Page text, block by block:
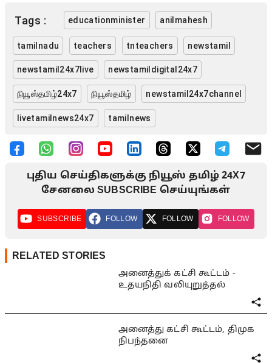
Tags : educationminister anilmahesh
tamilnadu teachers tnteachers newstamil
newstamil24x7live newstamildigital24x7
நியூஸ்தமிழ்24x7 நியூஸ்தமிழ் newstamil24x7channel
livetamilnews24x7 tamilnews
புதிய செய்திகளுக்கு நியூஸ் தமிழ் 24X7
சேனலை SUBSCRIBE செய்யுங்கள்
SUBSCRIBE FOLLOW FOLLOW FOLLOW
RELATED STORIES
அனைத்துக் கட்சி கூட்டம் -
உதயநிதி வலியுறுத்தல்
அனைத்து கட்சி கூட்டம், திமுக
நிபந்தனை